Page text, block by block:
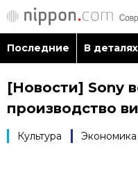
Последние
Последние В деталях
[Новости] Sony
производство
Культура Экономика